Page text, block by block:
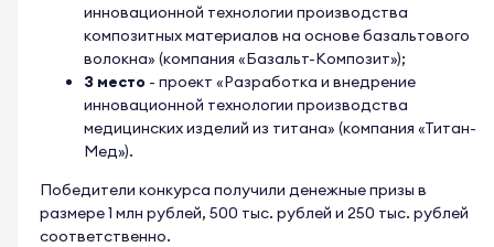
инновационной технологии производства
композитных материалов на основе базальтового
волокна» (компания «Базальт-Композит»);
3 место - проект «Разработка и внедрение
инновационной технологии производства
медицинских изделий из титана» (компания «Титан-
Мед»).
Победители конкурса получили денежные призы в
размере 1 млн рублей, 500 тыс. рублей и 250 тыс. рублей
соответственно.